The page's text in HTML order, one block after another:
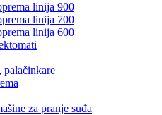
linija 900
linija 700
linija 600
palačinkare
za pranje suđa